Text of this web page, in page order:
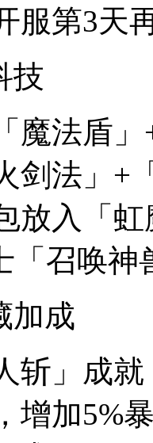
服第3天
技
魔法盾
剑法」+
放入「
「召唤神
加成
斩」成
增加5%